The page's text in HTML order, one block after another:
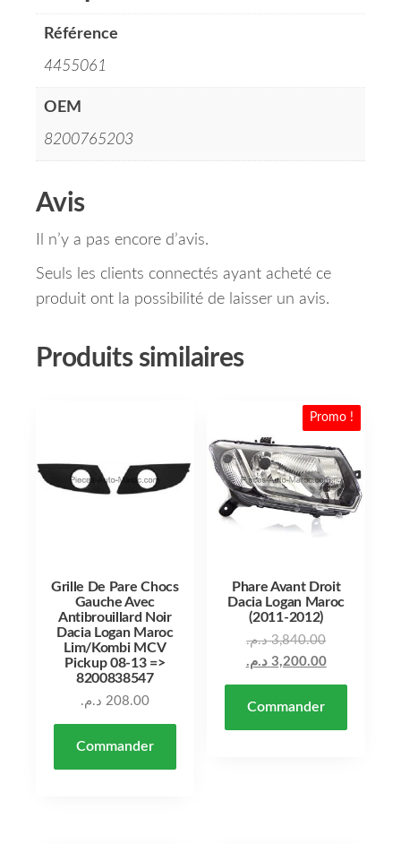
Référence
4455061
OEM
8200765203
Avis
Il n’y a pas encore d’avis.
Seuls les clients connectés ayant acheté ce
produit ont la possibilité de laisser un avis.
Produits similaires
Grille De Pare Chocs
Gauche Avec
Antibrouillard Noir
Dacia Logan Maroc
Lim/Kombi MCV
Pickup 08-13 =>
8200838547
208.00 د.م.
Commander
Promo !
Phare Avant Droit
Dacia Logan Maroc
(2011-2012)
3,840.00 د.م.
3,200.00 د.م.
Commander